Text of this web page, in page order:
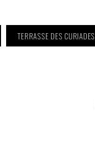
TERRASSE DES CURIADES